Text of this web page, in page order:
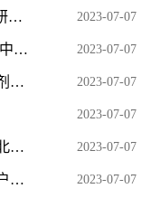
国网甘肃电力：“四到位”大兴调查研究 全方位提升服务水平 2023-07-07
上汽集团6月销售整车40.6万辆，其中新能源汽 8.6万辆 2023-07-07
济南邮局海关查获人体胎盘素注射剂100支 2023-07-07
2023-07-07
小暑到，湖南大部晴热依旧，湘西北局地有暴雨 2023-07-07
成都锦和康城锦绣苑保租房有哪些户型？ 2023-07-07